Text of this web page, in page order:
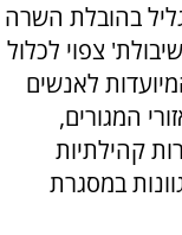
בהובלת השרה
צפוי לכלול
מהן כ-70 יחידות המיועדות לאנשים
המגורים,
קהילתיות
במסגרת